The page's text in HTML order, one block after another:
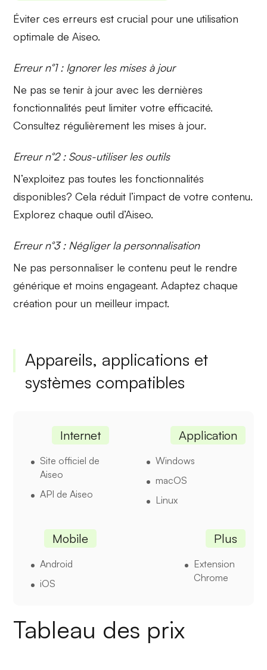
Éviter ces erreurs est crucial pour une utilisation
optimale de Aiseo.
Erreur n°1 : Ignorer les mises à jour
Ne pas se tenir à jour avec lesdernières
fonctionnalités peut limiter votre efficacité.
Consultez régulièrement les mises à jour.
Erreur n°2 : Sous-utiliser les outils
N’exploitez pastoutes les fonctionnalités
disponibles? Cela réduit l’impact de votre contenu.
Explorez chaque outil d’Aiseo.
Erreur n°3 : Négliger la personnalisation
Ne pas personnaliser lecontenu peut le rendre
générique et moins engageant. Adaptez chaque
création pour un meilleur impact.
Appareils, applications et
systèmes compatibles
Internet
Site officiel de
Aiseo
API de Aiseo
Application
Windows
macOS
Linux
Mobile
Android
iOS
Plus
Extension
Chrome
Tableau des prix